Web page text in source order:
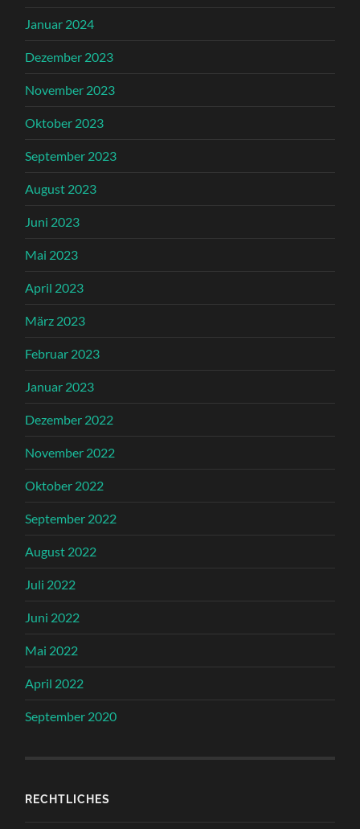
Januar 2024
Dezember 2023
November 2023
Oktober 2023
September 2023
August 2023
Juni 2023
Mai 2023
April 2023
März 2023
Februar 2023
Januar 2023
Dezember 2022
November 2022
Oktober 2022
September 2022
August 2022
Juli 2022
Juni 2022
Mai 2022
April 2022
September 2020
RECHTLICHES